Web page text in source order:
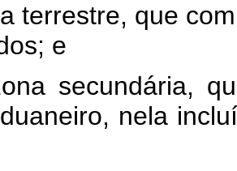
terrestre, que
e
secundária,
nela